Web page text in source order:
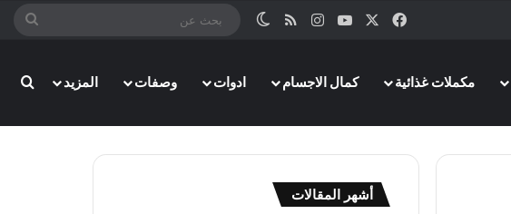
فيسبوك ‫YouTubeانستقرامملخص الموقع RSS
الوضع المظلم
مكملات غذائية كمال الاجسام ادوات وصفات المزيد
أشهر المقالات